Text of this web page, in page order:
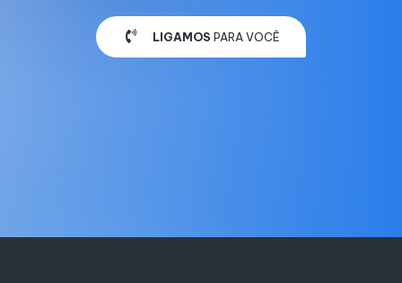
LIGAMOS PARA VOCÊ